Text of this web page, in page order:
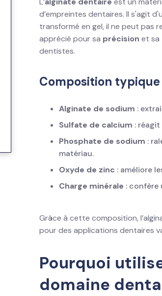
d’empreintes dentaires. Il s'agit
transformé en gel, il ne peut pas
apprécié pour sa précision et sa
dentistes.
Composition typique
Alginate de sodium :
Sulfate de calcium :
Phosphate de sodium :
matériau.
Oxyde de zinc : améliore
Charge minérale : confère
Grâce à cette composition,
pour des applications dentaires
Pourquoi
domaine